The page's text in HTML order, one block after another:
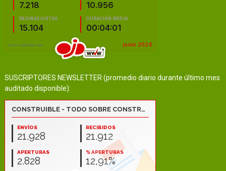
SUSCRIPTORES NEWSLETTER (promedio diario durante último mes
auditado disponible):